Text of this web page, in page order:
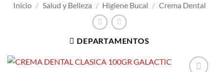
Inicio / Salud y Belleza / Higiene Bucal / Crema Dental
DEPARTAMENTOS